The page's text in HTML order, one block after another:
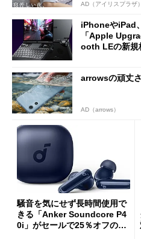
AD（アイリスプラザ）
iPhoneやiPad
「Apple
ooth LEの新
arrowsの頑丈
AD（arrows）
騒音を気にせず長時間使用で
きる「Anker Soundcore P4
0i」がセールで25％オフの59